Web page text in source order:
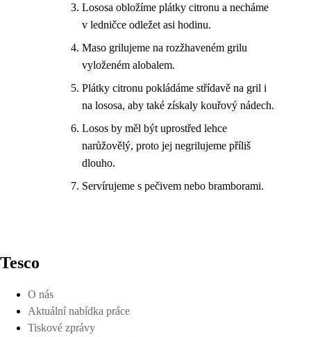
Lososa obložíme plátky citronu a necháme
v ledničce odležet asi hodinu.
Maso grilujeme na rozžhaveném grilu
vyloženém alobalem.
Plátky citronu pokládáme střídavě na gril i
na lososa, aby také získaly kouřový nádech.
Losos by měl být uprostřed lehce
narůžovělý, proto jej negrilujeme příliš
dlouho.
Servírujeme s pečivem nebo bramborami.
Tesco
O nás
Aktuální nabídka práce
Tiskové zprávy